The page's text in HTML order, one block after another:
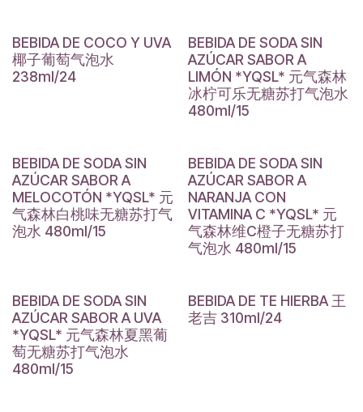
BEBIDA DE COCO Y UVA
椰子葡萄气泡水
238ml/24
BEBIDA DE SODA SIN
AZÚCAR SABOR A
LIMÓN *YQSL* 元气森林
冰柠可乐无糖苏打气泡水
480ml/15
BEBIDA DE SODA SIN
AZÚCAR SABOR A
MELOCOTÓN *YQSL* 元
气森林白桃味无糖苏打气
泡水 480ml/15
BEBIDA DE SODA SIN
AZÚCAR SABOR A
NARANJA CON
VITAMINA C *YQSL* 元
气森林维C橙子无糖苏打
气泡水 480ml/15
BEBIDA DE SODA SIN
AZÚCAR SABOR A UVA
*YQSL* 元气森林夏黑葡
萄无糖苏打气泡水
480ml/15
BEBIDA DE TE HIERBA 王
老吉 310ml/24